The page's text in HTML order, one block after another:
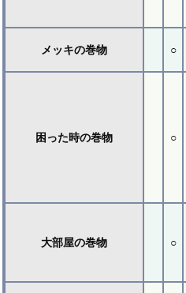
メッキの巻物 ○
困った時の巻物 ○
大部屋の巻物 ○